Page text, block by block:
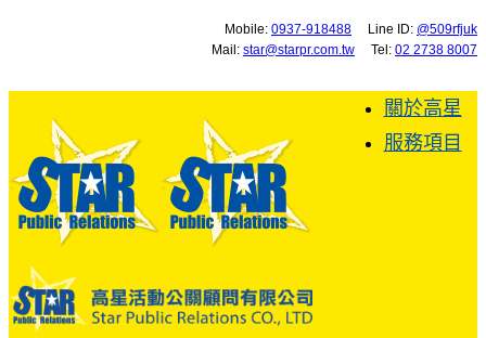
Mobile: 0937-918488 Line ID: @509rfjuk
Mail: star@starpr.com.tw Tel: 02 2738 8007
關於高星
服務項目